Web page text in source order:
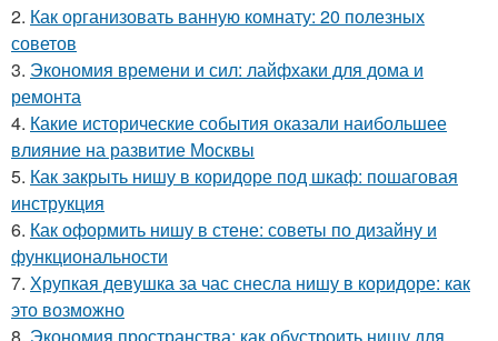
2. Как организовать ванную комнату: 20 полезных
советов
3. Экономия времени и сил: лайфхаки для дома и
ремонта
4. Какие исторические события оказали наибольшее
влияние на развитие Москвы
5. Как закрыть нишу в коридоре под шкаф: пошаговая
инструкция
6. Как оформить нишу в стене: советы по дизайну и
функциональности
7. Хрупкая девушка за час снесла нишу в коридоре: как
это возможно